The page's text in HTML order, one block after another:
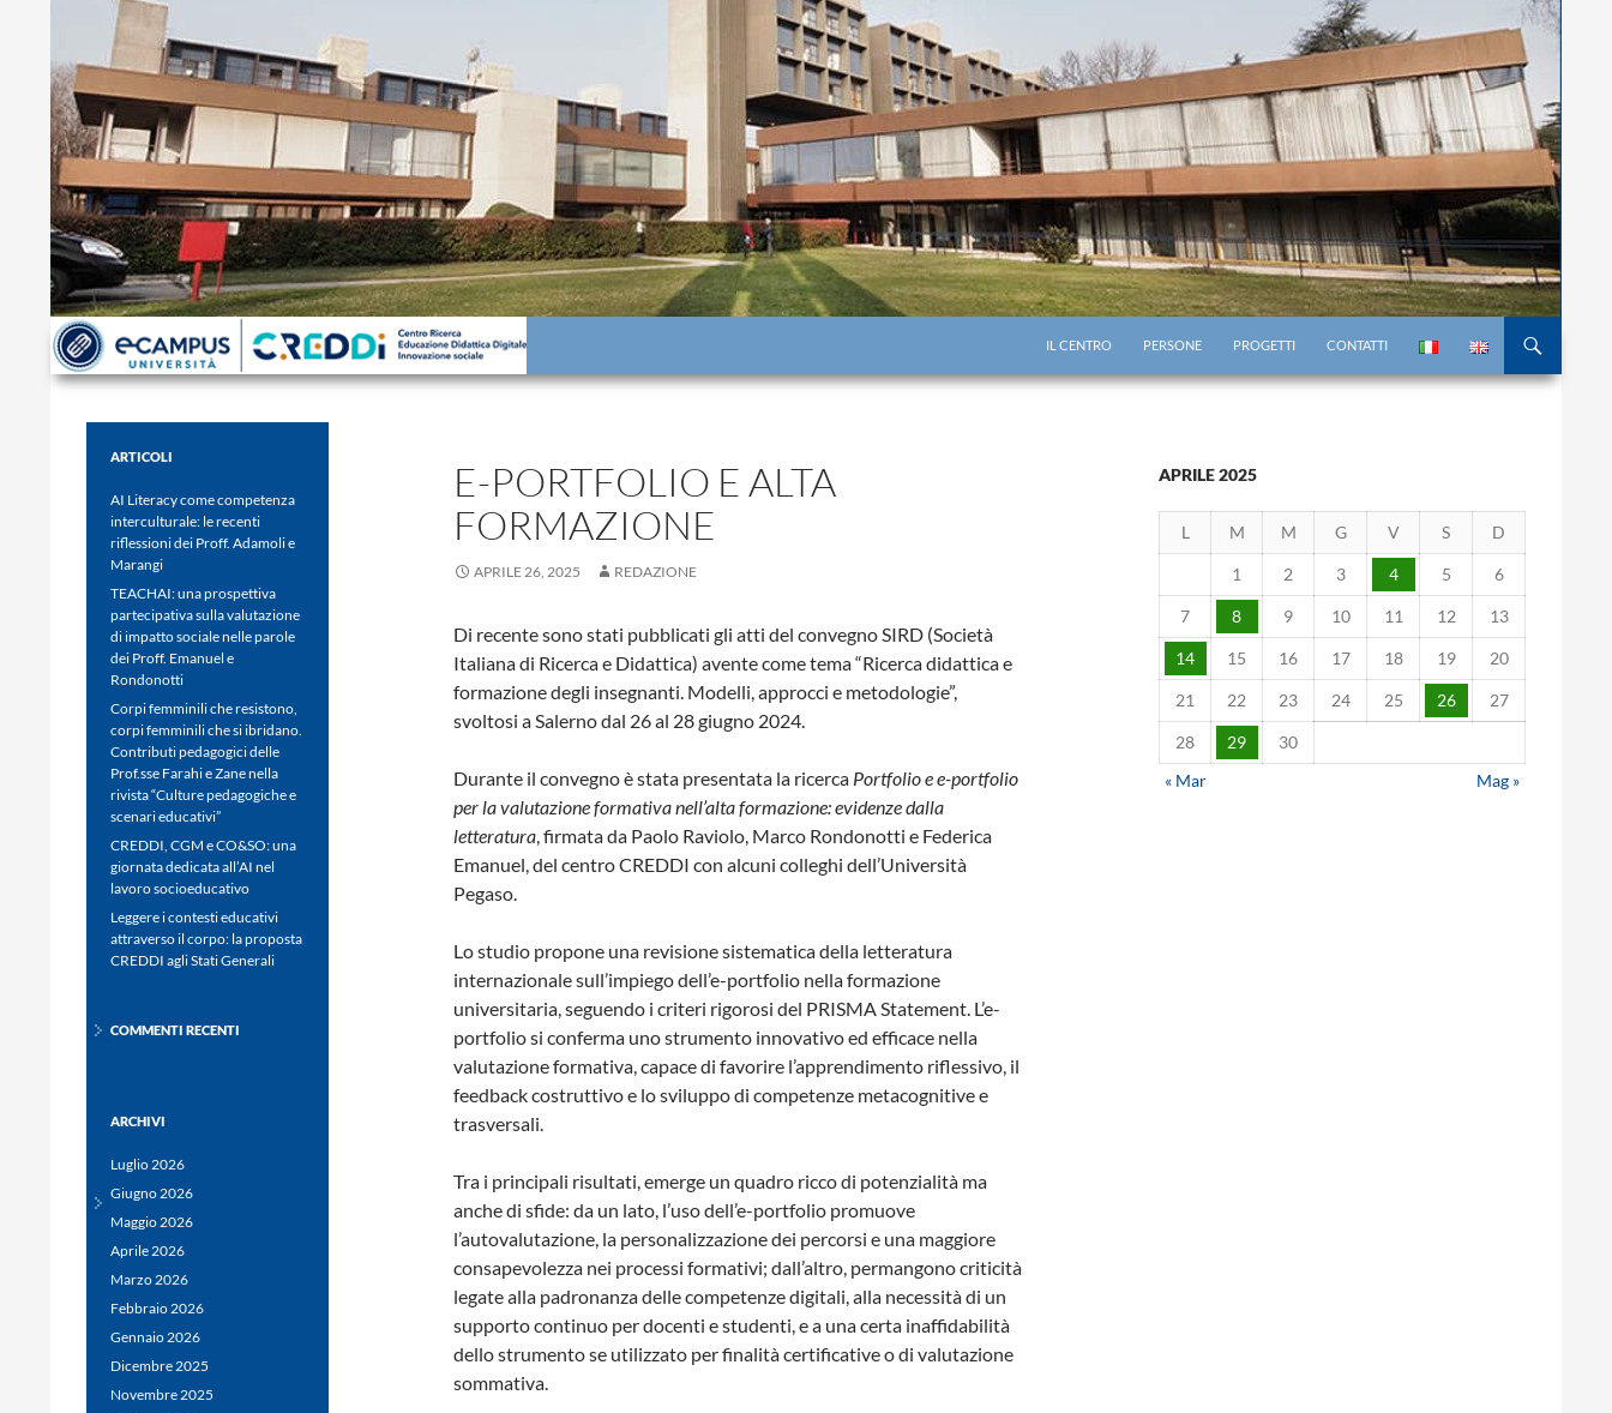
Cerca
IL CENTRO
PERSONE PROGETTI CONTATTI
E-PORTFOLIO E ALTA
FORMAZIONE
APRILE 26, 2025 REDAZIONE
Di recente sono stati pubblicati gli atti del convegno SIRD (Società
Italiana di Ricerca e Didattica) avente come tema “Ricerca didattica e
formazione degli insegnanti. Modelli, approcci e metodologie”,
svoltosi a Salerno dal 26 al 28 giugno 2024.
Durante il convegno è stata presentata la ricerca Portfolio e e-portfolio
per la valutazione formativa nell’alta formazione: evidenze dalla
letteratura, firmata da Paolo Raviolo, Marco Rondonotti e Federica
Emanuel, del centro CREDDI con alcuni colleghi dell’Università
Pegaso.
Lo studio propone una revisione sistematica della letteratura
internazionale sull’impiego dell’e-portfolio nella formazione
universitaria, seguendo i criteri rigorosi del PRISMA Statement. L’e-
portfolio si conferma uno strumento innovativo ed efficace nella
valutazione formativa, capace di favorire l’apprendimento riflessivo, il
feedback costruttivo e lo sviluppo di competenze metacognitive e
trasversali.
Tra i principali risultati, emerge un quadro ricco di potenzialità ma
anche di sfide: da un lato, l’uso dell’e-portfolio promuove
l’autovalutazione, la personalizzazione dei percorsi e una maggiore
consapevolezza nei processi formativi; dall’altro, permangono criticità
legate alla padronanza delle competenze digitali, alla necessità di un
supporto continuo per docenti e studenti, e a una certa inaffidabilità
dello strumento se utilizzato per finalità certificative o di valutazione
sommativa.
APRILE 2025
L M M G V S D
1 2 3 4 5 6
7 8 9 10 11 12 13
14 15 16 17 18 19 20
21 22 23 24 25 26 27
28 29
30
« Mar
Mag »
ARTICOLI
AI Literacy come competenza
interculturale: le recenti
riflessioni dei Proff. Adamoli e
Marangi
TEACHAI: una prospettiva
partecipativa sulla valutazione
di impatto sociale nelle parole
dei Proff. Emanuel e
Rondonotti
Corpi femminili che resistono,
corpi femminili che si ibridano.
Contributi pedagogici delle
Prof.sse Farahi e Zane nella
rivista “Culture pedagogiche e
scenari educativi”
CREDDI, CGM e CO&SO: una
giornata dedicata all’AI nel
lavoro socioeducativo
Leggere i contesti educativi
attraverso il corpo: la proposta
CREDDI agli Stati Generali
COMMENTI RECENTI
ARCHIVI
Luglio 2026
Giugno 2026
Maggio 2026
Aprile 2026
Marzo 2026
Febbraio 2026
Gennaio 2026
Dicembre 2025
Novembre 2025